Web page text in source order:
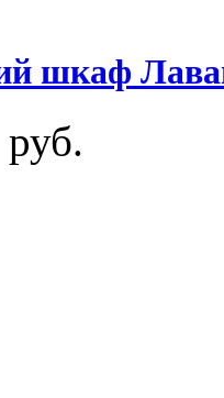
шкаф
руб.